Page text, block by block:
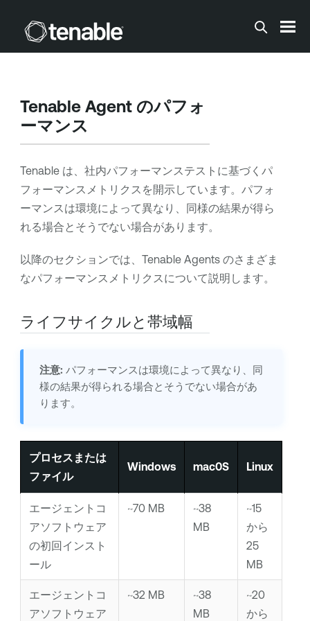
メインコンテンツに移動する
Tenable Agentのパフォ
ーマンス
Tenableは、社内パフォーマンステストに基づくパ
フォーマンスメトリクスを開示しています。パフォ
ーマンスは環境によって異なり、同様の結果が得ら
れる場合とそうでない場合があります。
以降のセクションでは、 Tenable Agentsのさまざま
なパフォーマンスメトリクスについて説明します。
ライフサイクルと帯域幅
注意: パフォーマンスは環境によって異なり、同
様の結果が得られる場合とそうでない場合があ
ります。
プロセスまたは
ファイル
Windows mac0S Linux
エージェントコ
アソフトウェア
の初回インスト
ール
~70 MB
~38
MB
~15
から
25
MB
エージェントコ
アソフトウェア
~32 MB
~38
MB
~20
から